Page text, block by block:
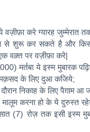
करे ग्यारह जुम्मेरात
से शुरू कर सकते है और
वक़्त पर वज़ीफ़ा करे|
मर्तबा ये इस्म मुबारक
के लिए दुआ कजिये;
निकाह के लिए पैग़ाम आ
करना हो के ये दुरुस्त
(7) रोज़ तक इसी इस्म